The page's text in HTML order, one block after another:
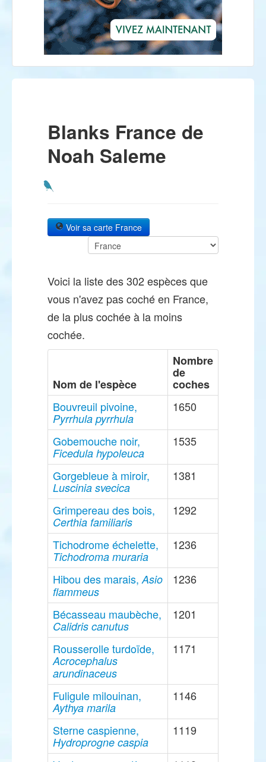
Blanks France de
Noah Saleme
Voir sa carte France
Voici la liste des 302 espèces que
vous n'avez pas coché en France,
de la plus cochée à la moins
cochée.
Nom de l'espèce
Nombre
de
coches
Bouvreuil pivoine,
Pyrrhula pyrrhula
1650
Gobemouche noir,
Ficedula hypoleuca
1535
Gorgebleue à miroir,
Luscinia svecica
1381
Grimpereau des bois,
Certhia familiaris
1292
Tichodrome échelette,
Tichodroma muraria
1236
Hibou des marais,Asio
flammeus
1236
Bécasseau maubèche,
Calidris canutus
1201
Rousserolle turdoïde,
Acrocephalus
arundinaceus
1171
Fuligule milouinan,
Aythya marila
1146
Sterne caspienne,
Hydroprogne caspia
1119